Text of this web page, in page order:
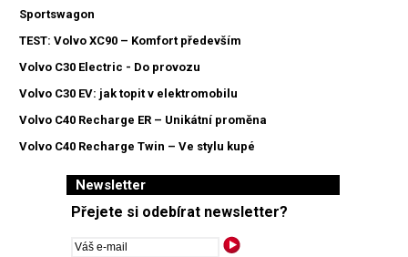
Sportswagon
TEST: Volvo XC90 – Komfort především
Volvo C30 Electric - Do provozu
Volvo C30 EV: jak topit v elektromobilu
Volvo C40 Recharge ER – Unikátní proměna
Volvo C40 Recharge Twin – Ve stylu kupé
Newsletter
Přejete si odebírat newsletter?